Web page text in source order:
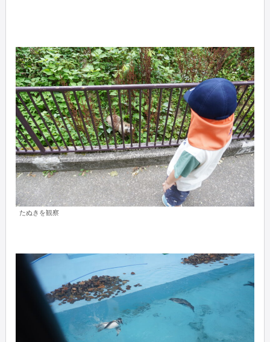
たぬきを観察